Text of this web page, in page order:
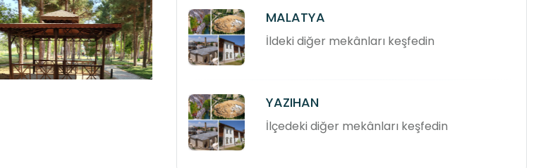
MALATYA
İldeki diğer mekânları keşfedin
YAZIHAN
İlçedeki diğer mekânları keşfedin